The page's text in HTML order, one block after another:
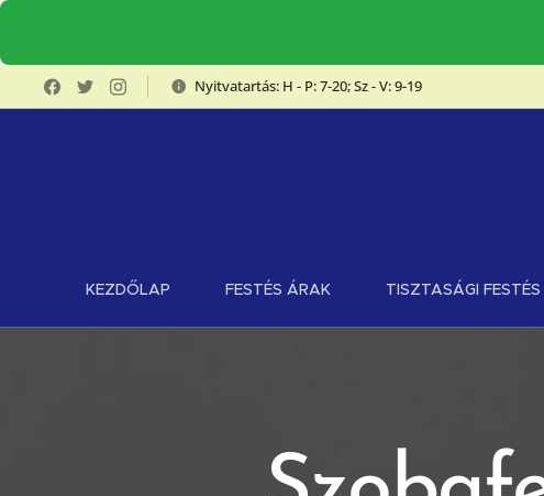
Nyitvatartás: H - P: 7-20; Sz - V: 9-19
KEZDŐLAP FESTÉS ÁRAK TISZTASÁGI FESTÉS